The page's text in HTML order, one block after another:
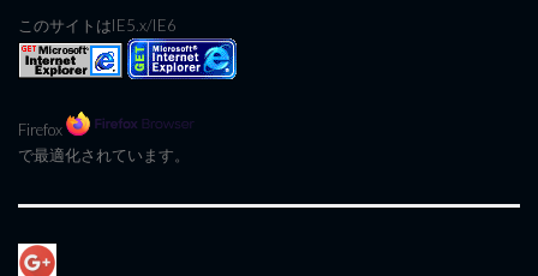
このサイトはIE5.x/IE6
Firefox
で最適化されています。